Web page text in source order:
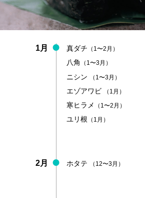
1月 真ダチ （1〜2月）
八角 （1〜3月）
ニシン （1〜3月）
エゾアワビ （1月）
寒ヒラメ （1〜2月）
ユリ根 （1月）
2月 ホタテ （12〜3月）